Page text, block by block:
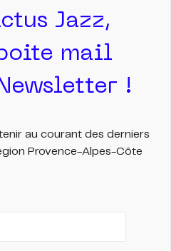
Jazz,
mail
!
au courant des derniers
Provence-Alpes-Côte